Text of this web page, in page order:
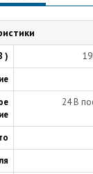
)
24 В